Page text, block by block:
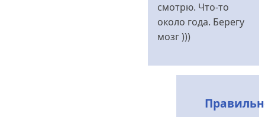
В
таком
случае,
лично
Немо
смотрю. Что-то
около года. Берегу
мозг )))